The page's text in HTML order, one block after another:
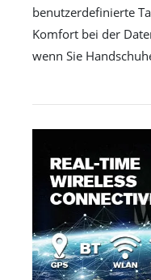
benutzerdefinierte
Komfort bei der
wenn Sie